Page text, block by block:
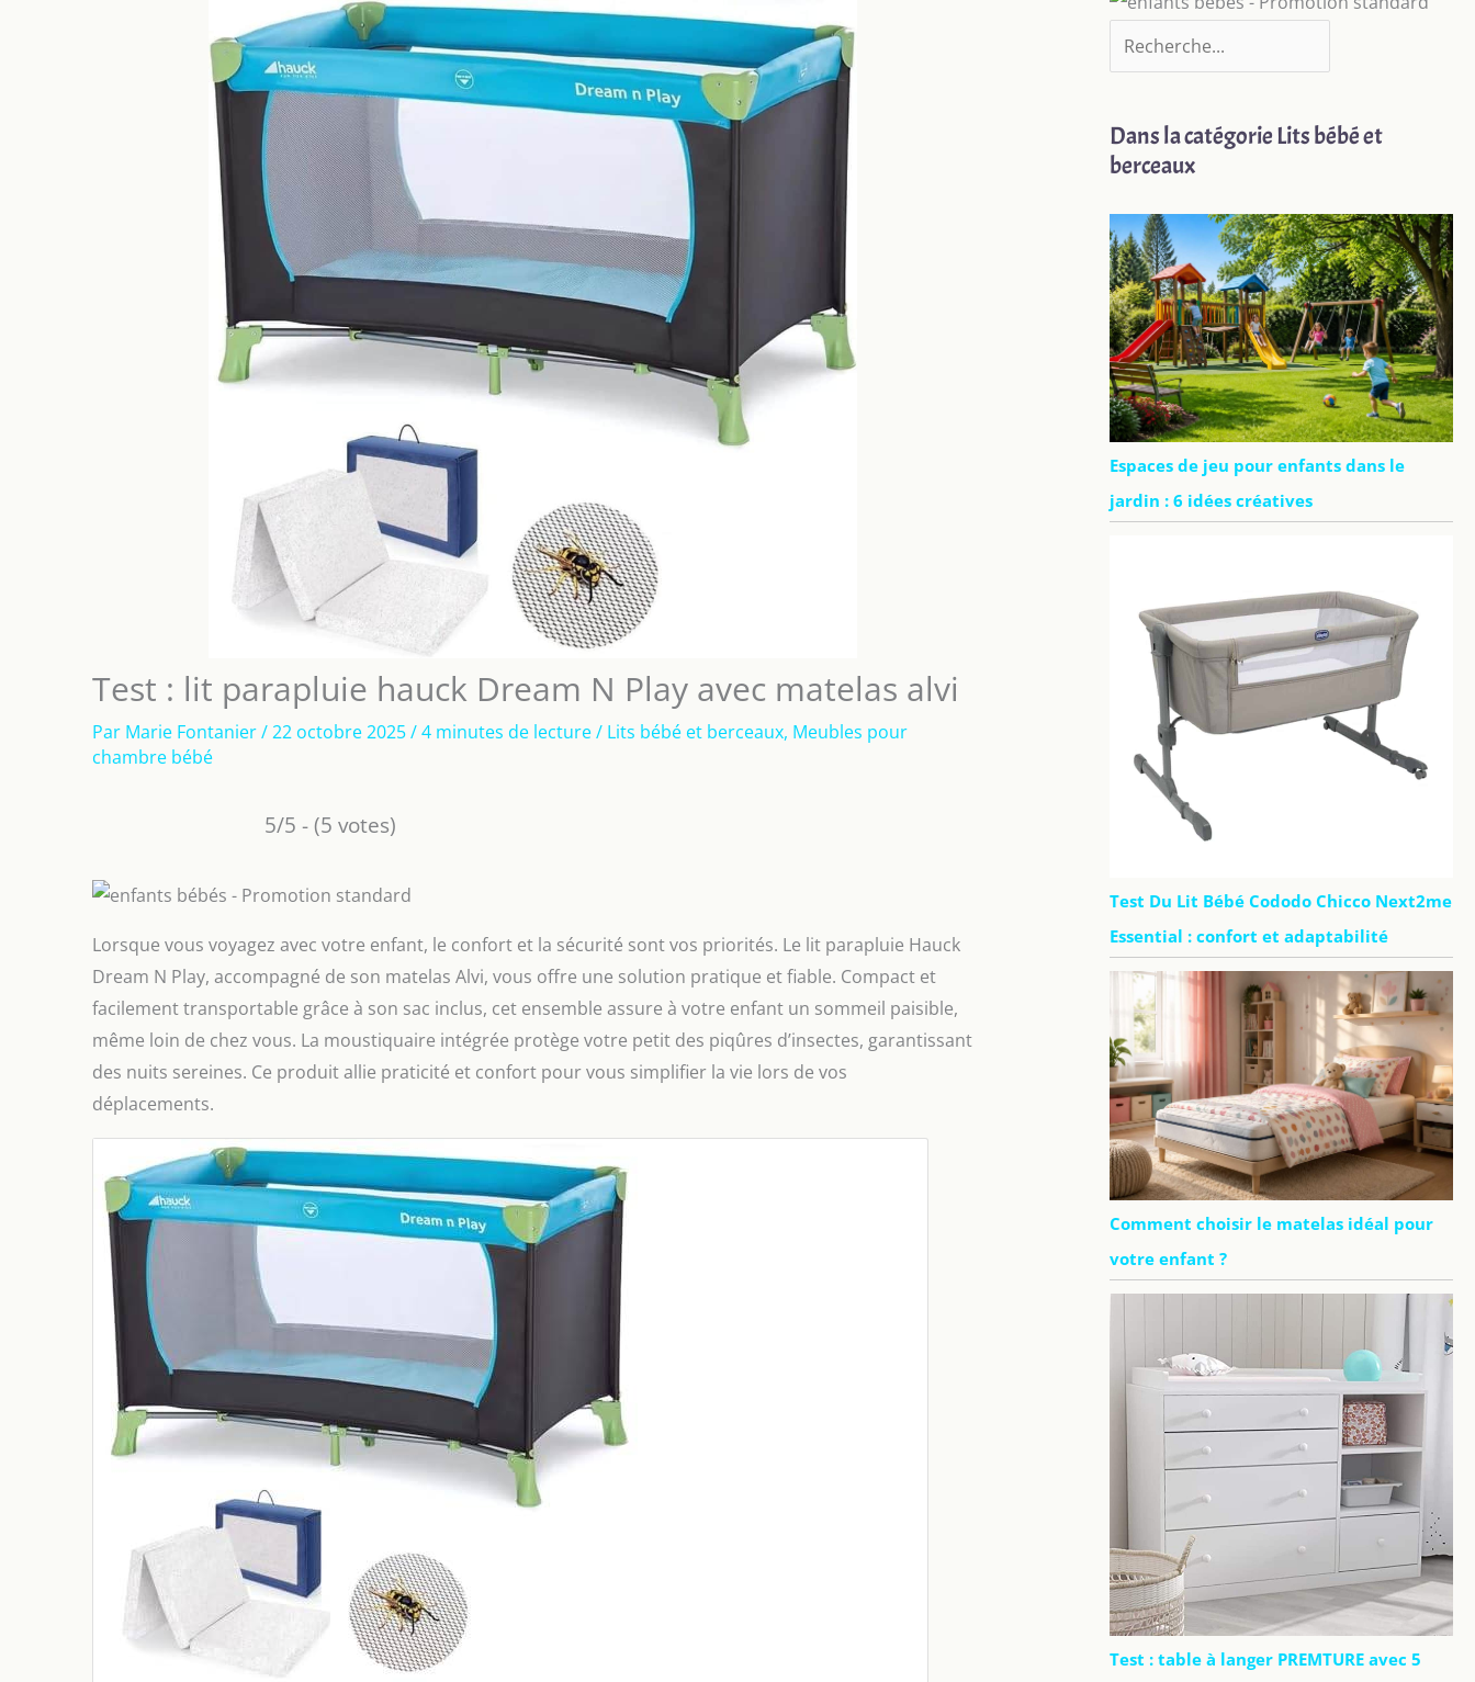
Test : lit parapluie hauck Dream N Play avec matelas alvi
Par Marie Fontanier/22 octobre 2025/4 minutes de lecture/ Lits bébé et berceaux, Meubles pour
chambre bébé
5/5 - (5 votes)
Lorsque vous voyagez avec votre enfant, le confort et la sécurité sont vos priorités. Le lit parapluie Hauck
Dream N Play, accompagné de son matelas Alvi, vous offre une solution pratique et fiable. Compact et
facilement transportable grâce à son sac inclus, cet ensemble assure à votre enfant un sommeil paisible,
même loin de chez vous. La moustiquaire intégrée protège votre petit des piqûres d’insectes, garantissant
des nuits sereines. Ce produit allie praticité et confort pour vous simplifier la vie lors de vos
déplacements.
Dans la catégorie Lits bébé et
berceaux
Espaces de jeu pour enfants dans le
jardin : 6 idées créatives
Test Du Lit Bébé Cododo Chicco Next2me
Essential : confort et adaptabilité
Comment choisir le matelas idéal pour
votre enfant ?
Test : table à langer PREMTURE avec 5